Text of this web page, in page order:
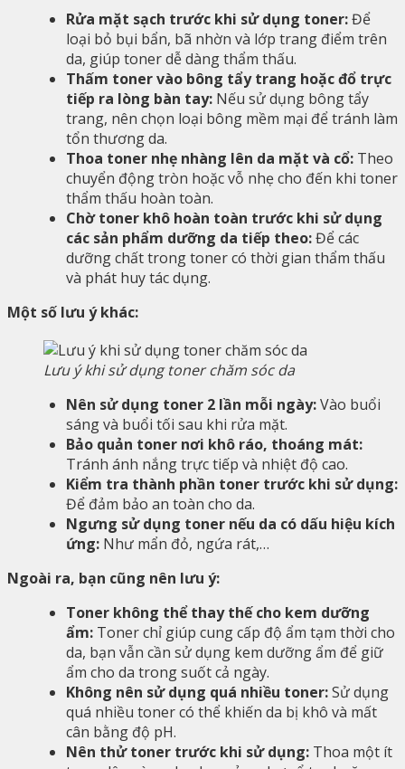
Rửa mặt sạch trước khi sử dụng toner:Để
loại bỏ bụi bẩn, bã nhờn và lớp trang điểm trên
da, giúp toner dễ dàng thẩm thấu.
Thấm toner vào bông tẩy trang hoặc đổ trực
tiếp ra lòng bàn tay: Nếu sử dụng bông tẩy
trang, nên chọn loại bông mềm mại để tránh làm
tổn thương da.
Thoa toner nhẹ nhàng lên da mặt và cổ: Theo
chuyển động tròn hoặc vỗ nhẹ cho đến khi toner
thẩm thấu hoàn toàn.
Chờ toner khô hoàn toàn trước khi sử dụng
các sản phẩm dưỡng da tiếp theo:Để các
dưỡng chất trong toner có thời gian thẩm thấu
và phát huy tác dụng.
Một số lưu ý khác:
Lưu ý khi sử dụng toner chăm sóc da
Nên sử dụng toner 2 lần mỗi ngày:Vào buổi
sáng và buổi tối sau khi rửa mặt.
Bảo quản toner nơi khô ráo, thoáng mát:
Tránh ánh nắng trực tiếp và nhiệt độ cao.
Kiểm tra thành phần toner trước khi sử dụng:
Để đảm bảo an toàn cho da.
Ngưng sử dụng toner nếu da có dấu hiệu kích
ứng: Như mẩn đỏ, ngứa rát,…
Ngoài ra, bạn cũng nên lưu ý:
Toner không thể thay thế cho kem dưỡng
ẩm: Toner chỉ giúp cung cấp độ ẩm tạm thời cho
da, bạn vẫn cần sử dụng kem dưỡng ẩm để giữ
ẩm cho da trong suốt cả ngày.
Không nên sử dụng quá nhiều toner:Sử dụng
quá nhiều toner có thể khiến da bị khô và mất
cân bằng độ pH.
Nên thử toner trước khi sử dụng: Thoa một ít